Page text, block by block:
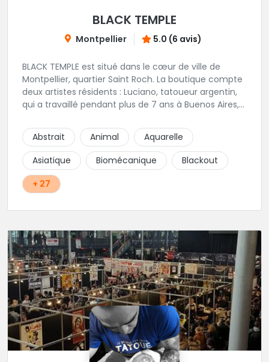
BLACK TEMPLE
Montpellier 5.0 (6 avis)
BLACK TEMPLE est situé dans le cœur de ville de
Montpellier, quartier Saint Roch. La boutique compte
deux artistes résidents : Luciano, tatoueur argentin,
qui a travaillé pendant plus de 7 ans à Buenos Aires,
qui a travaillé dans plusieurs boutiques de la ville
avant de rejoindre notre équipe. La boutique
accueille plusieurs artistes tatoueurs en tant que
guests tout au long de l'année afin de proposer
d'autres styles.
Abstrait Animal
Aquarelle
Asiatique
Biomécanique
Blackout
+ 27